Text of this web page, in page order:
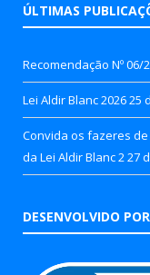
ÚLTIMAS
Recomendação Nº 06/
Lei Aldir Blanc 202625
Convida os fazeres
da Lei Aldir Blanc 2 27
DESENVOLVIDO